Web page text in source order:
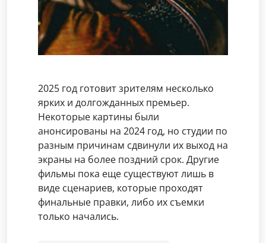
2025 год готовит зрителям несколько
ярких и долгожданных премьер.
Некоторые картины были
анонсированы на 2024 год, но студии по
разным причинам сдвинули их выход на
экраны на более поздний срок. Другие
фильмы пока еще существуют лишь в
виде сценариев, которые проходят
финальные правки, либо их съемки
только начались.